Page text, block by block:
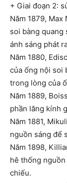
+ Giai đoạn 2:
Năm 1879,
soi bàng quang
ánh sáng phát
Năm 1880,
của ống nội soi
trong lòng của
Năm 1889,
phần lăng kính
Năm 1881,
nguồn sáng để
Năm 1898,
hê thống
chiếu.